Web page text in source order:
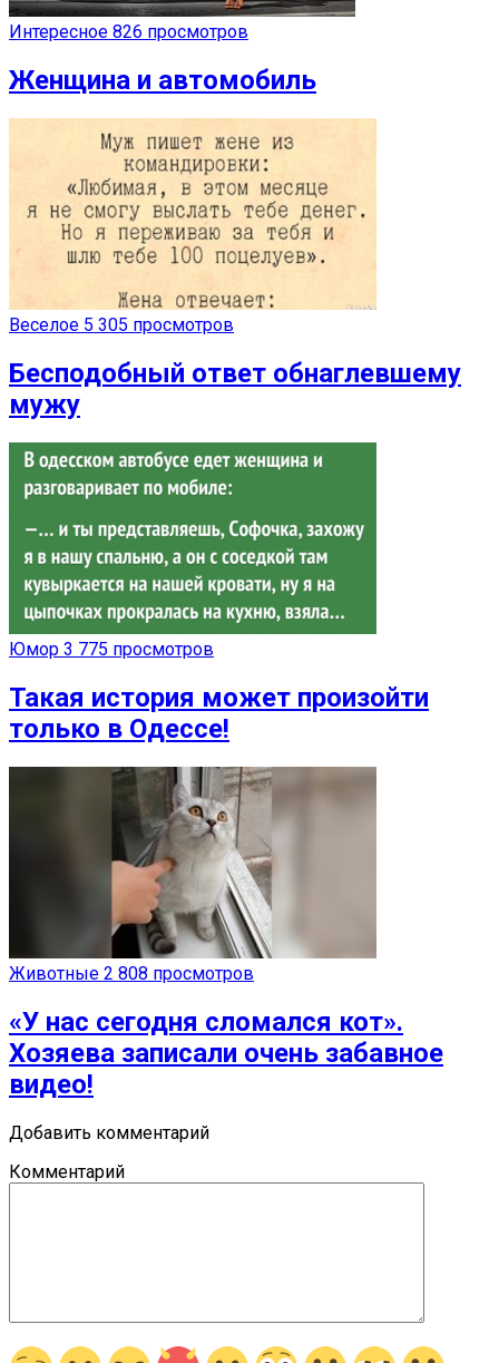
Интересное 826 просмотров
Женщина и автомобиль
Веселое 5 305 просмотров
Бесподобный ответ обнаглевшему
мужу
Юмор 3 775 просмотров
Такая история может произойти
только в Одессе!
Животные 2 808 просмотров
«У нас сегодня сломался кот».
Хозяева записали очень забавное
видео!
Добавить комментарий
Комментарий